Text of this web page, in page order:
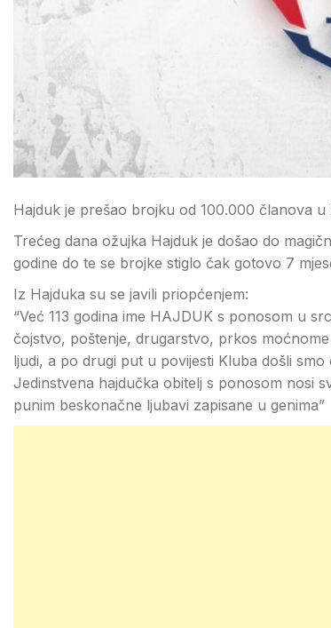
Hajduk je prešao brojku od 100.000 članova u
Trećeg dana ožujka Hajduk je došao do
godine do te se brojke stiglo čak gotovo 7
Iz Hajduka su se javili priopćenjem:
“Već 113 godina ime HAJDUK s ponosom u
čojstvo, poštenje, drugarstvo, prkos
ljudi, a po drugi put u povijesti Kluba došli
Jedinstvena hajdučka obitelj s ponosom nosi
punim beskonačne ljubavi zapisane u genima”